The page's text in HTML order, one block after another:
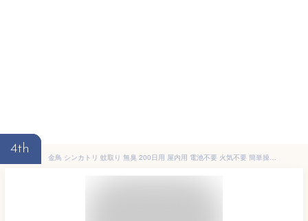
4th
金鳥 シンカトリ 蚊取り 無臭 200日用 屋内用 電池不要 火気不要 簡単操作 次世代型蚊取り 置き型タイプ ペット 子供OK リビング 寝室 子供部屋 蚊対策 蚊除けグッズ 室内用蚊取り セット販売 まとめ買い 送料無料